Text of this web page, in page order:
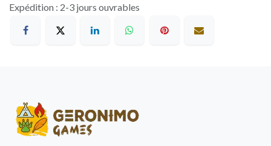
Expédition : 2-3 jours ouvrables